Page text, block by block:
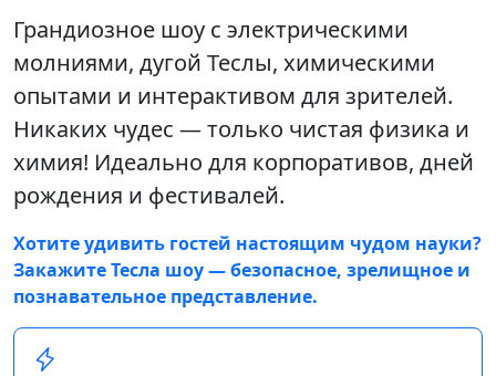
Грандиозное шоу с электрическими
молниями, дугой Теслы, химическими
опытами и интерактивом для зрителей.
Никаких чудес — только чистая физика и
химия! Идеально для корпоративов, дней
рождения и фестивалей.
Хотите удивить гостей настоящим чудом науки?
ЗакажитеТесла шоу— безопасное, зрелищное и
познавательное представление.